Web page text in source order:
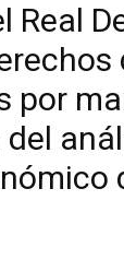
Real
por